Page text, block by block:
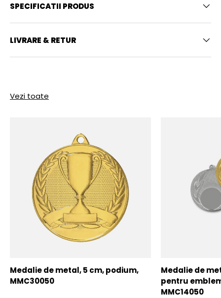
SPECIFICATII PRODUS
LIVRARE & RETUR
Vezi toate
Medalie de metal, 5 cm, podium,
MMC30050
Medalie de
pentru
MMC14050